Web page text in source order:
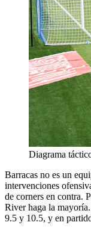
Diagrama
Barracas no es un
intervenciones
de corners en contra.
River haga la
9.5 y 10.5, y en